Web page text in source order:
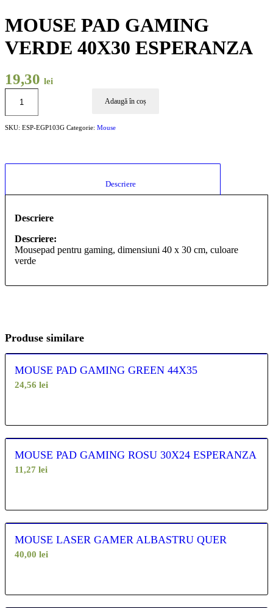
MOUSE PAD GAMING
VERDE 40X30 ESPERANZA
19,30 lei
Adaugă în coș
SKU: ESP-EGP103G Categorie: Mouse
Descriere
Descriere:
Mousepad pentru gaming, dimensiuni 40 x 30 cm, culoare
verde
Produse similare
MOUSE PAD GAMING GREEN 44X35
24,56 lei
MOUSE PAD GAMING ROSU 30X24 ESPERANZA
11,27 lei
MOUSE LASER GAMER ALBASTRU QUER
40,00 lei